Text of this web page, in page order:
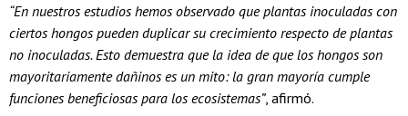
“En nuestros estudios hemos observado que plantas inoculadas con
ciertos hongos pueden duplicar su crecimiento respecto de plantas
no inoculadas. Esto demuestra que la idea de que los hongos son
mayoritariamente dañinos es un mito: la gran mayoría cumple
funciones beneficiosas para los ecosistemas”, afirmó.